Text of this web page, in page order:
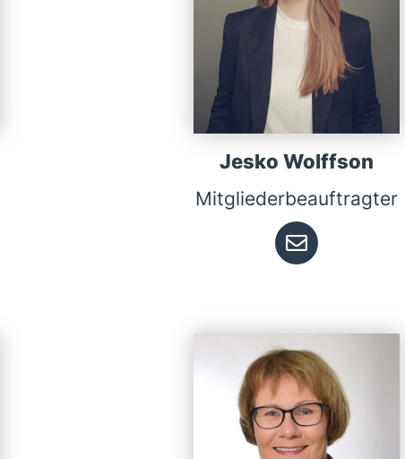
Jesko Wolffson
Mitgliederbeauftragter